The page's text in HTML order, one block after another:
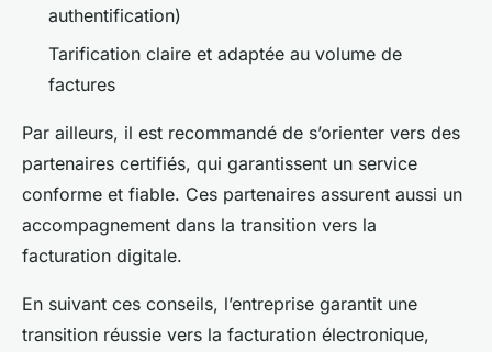
authentification)
Tarification claire et adaptée au volume de
factures
Par ailleurs, il est recommandé de s’orienter vers des
partenaires certifiés, qui garantissent un service
conforme et fiable. Ces partenaires assurent aussi un
accompagnement dans la transition vers la
facturation digitale.
En suivant ces conseils, l’entreprise garantit une
transition réussie vers la facturation électronique,